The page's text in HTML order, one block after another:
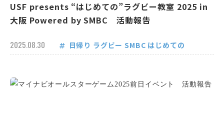
USF presents “はじめての”ラグビー教室 2025 in
大阪 Powered by SMBC 活動報告
2025.08.30 日帰り ラグビー SMBC はじめての